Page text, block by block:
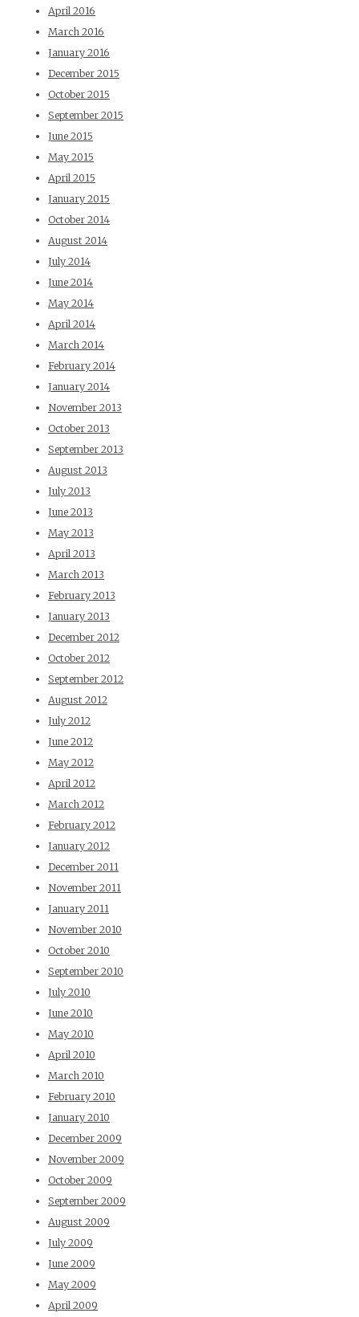
April 2016
March 2016
January 2016
December 2015
October 2015
September 2015
June 2015
May 2015
April 2015
January 2015
October 2014
August 2014
July 2014
June 2014
May 2014
April 2014
March 2014
February 2014
January 2014
November 2013
October 2013
September 2013
August 2013
July 2013
June 2013
May 2013
April 2013
March 2013
February 2013
January 2013
December 2012
October 2012
September 2012
August 2012
July 2012
June 2012
May 2012
April 2012
March 2012
February 2012
January 2012
December 2011
November 2011
January 2011
November 2010
October 2010
September 2010
July 2010
June 2010
May 2010
April 2010
March 2010
February 2010
January 2010
December 2009
November 2009
October 2009
September 2009
August 2009
July 2009
June 2009
May 2009
April 2009